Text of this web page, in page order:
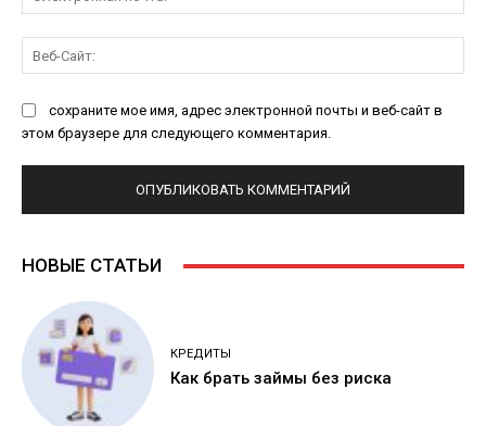
сохраните мое имя, адрес электронной почты и веб-сайт в
этом браузере для следующего комментария.
НОВЫЕ СТАТЬИ
КРЕДИТЫ
Как брать займы без риска